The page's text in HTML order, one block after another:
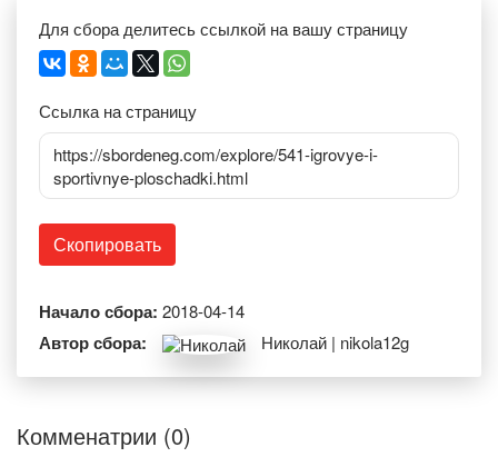
Для сбора делитесь ссылкой на вашу страницу
Ссылка на страницу
https://sbordeneg.com/explore/541-igrovye-i-
sportivnye-ploschadki.html
Скопировать
Начало сбора: 2018-04-14
Автор сбора: Николай | nikola12g
Комменатрии (0)